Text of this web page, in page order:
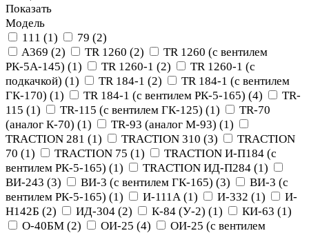
Показать
Модель
111 (1) 79 (2)
A369 (2) TR 1260 (2)
TR 1260 (с вентилем
РК-5А-145) (1) TR 1260-1 (2)
TR 1260-1 (с
подкачкой) (1) TR 184-1 (2)
TR 184-1 (с вентилем
ГК-170) (1) TR 184-1 (с вентилем РК-5-165) (4)
TR-
115 (1) TR-115 (с вентилем ГК-125) (1)
TR-70
(аналог К-70) (1) TR-93 (аналог М-93) (1)
TRACTION 281 (1) TRACTION 310 (3)
TRACTION
70 (1) TRACTION 75 (1)
TRACTION И-П184 (с
вентилем РК-5-165) (1) TRACTION ИД-П284 (1)
ВИ-243 (3) ВИ-3 (с вентилем ГК-165) (3)
ВИ-3 (с
вентилем РК-5-165) (1) И-111А (1) И-332 (1)
И-
Н142Б (2) ИД-304 (2) К-84 (У-2) (1) КИ-63 (1)
О-40БМ (2) ОИ-25 (4)
ОИ-25 (с вентилем